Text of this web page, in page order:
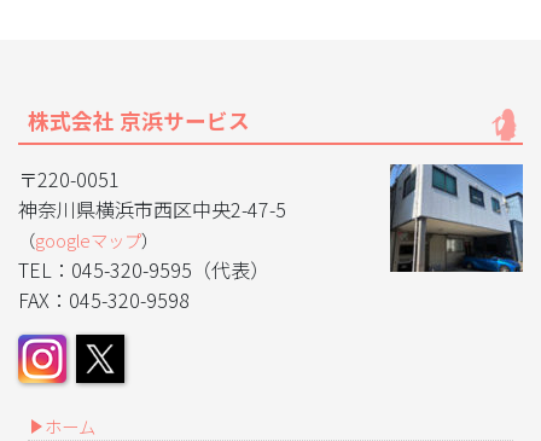
株式会社 京浜サービス
〒220-0051
神奈川県横浜市西区中央2-47-5
（googleマップ）
TEL：045-320-9595（代表）
FAX：045-320-9598
ホーム